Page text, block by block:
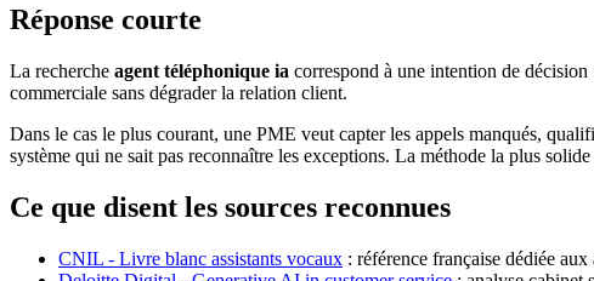
Réponse courte
La recherche agent téléphonique ia correspond à une intention de
commerciale sans dégrader la relation client.
Dans le cas le plus courant, une PME veut capter les appels manqués,
système qui ne sait pas reconnaître les exceptions. La méthode la plus
Ce que disent les sources reconnues
CNIL - Livre blanc assistants vocaux : référence française dédiée